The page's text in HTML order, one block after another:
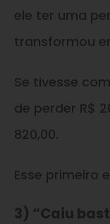
ele ter uma
transformou
Se tivesse
de perder R$
820,00.
Esse primeiro
3) “Caiu